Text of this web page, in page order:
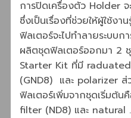
การปิดเครื่องตัว Holder
ซึ่งเป็นเรื่องที่ช่วยให้ผู้ใช้ง
ฟิลเตอร์จะไปทำลายระบบ
ผลิตชุดฟิลเตอร์ออกมา 2 ชุ
Starter Kit ที่มี
(GND8) และ polarizer
ฟิลเตอร์เพิ่มจากชุดเริ่มต้
filter (ND8) และ natural